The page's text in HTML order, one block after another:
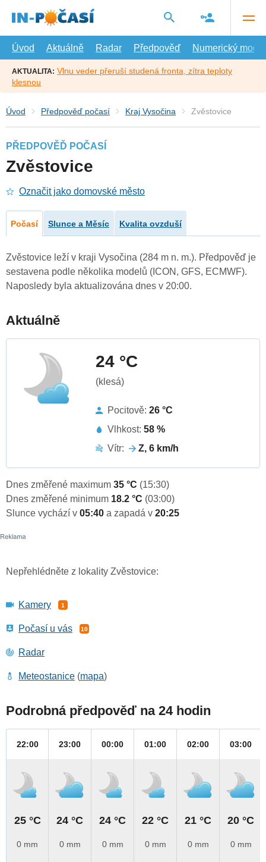
hlavní
Úvod
Aktuálně Radar Předpověď Numerický model
AKTUALITA: Vlnu veder přeruší studená fronta, zítra teploty
klesnou
Úvod Předpověď počasí Kraj Vysočina Zvěstovice
PŘEDPOVĚĎ POČASÍ
Zvěstovice
Označit jako domovské město
Počasí Slunce a Měsíc Kvalita ovzduší
Zvěstovice leží v kraji Vysočina (284 m n. m.). Předpověď je
sestavena podle několika modelů (ICON, GFS, ECMWF).
Naposledy byla aktualizována dnes v 20:00.
Aktuálně
24 °C
(klesá)
Pocitově: 26 °C
Vlhkost: 58 %
Vítr:
Z, 6 km/h
Dnes změřené maximum 35 °C (15:30)
Dnes změřené minimum 18.2 °C (03:00)
Slunce vychází v 05:40 a zapadá v 20:25
Nepřehlédněte z lokality Zvěstovice:
Kamery 1
Počasí u vás 10
Radar
Meteostanice (mapa)
Podrobná předpověď na 24 hodin
22:00
25 °C
0 mm
23:00
24 °C
0 mm
00:00
24 °C
0 mm
01:00
22 °C
0 mm
02:00
21 °C
0 mm
03:00
20 °C
0 mm